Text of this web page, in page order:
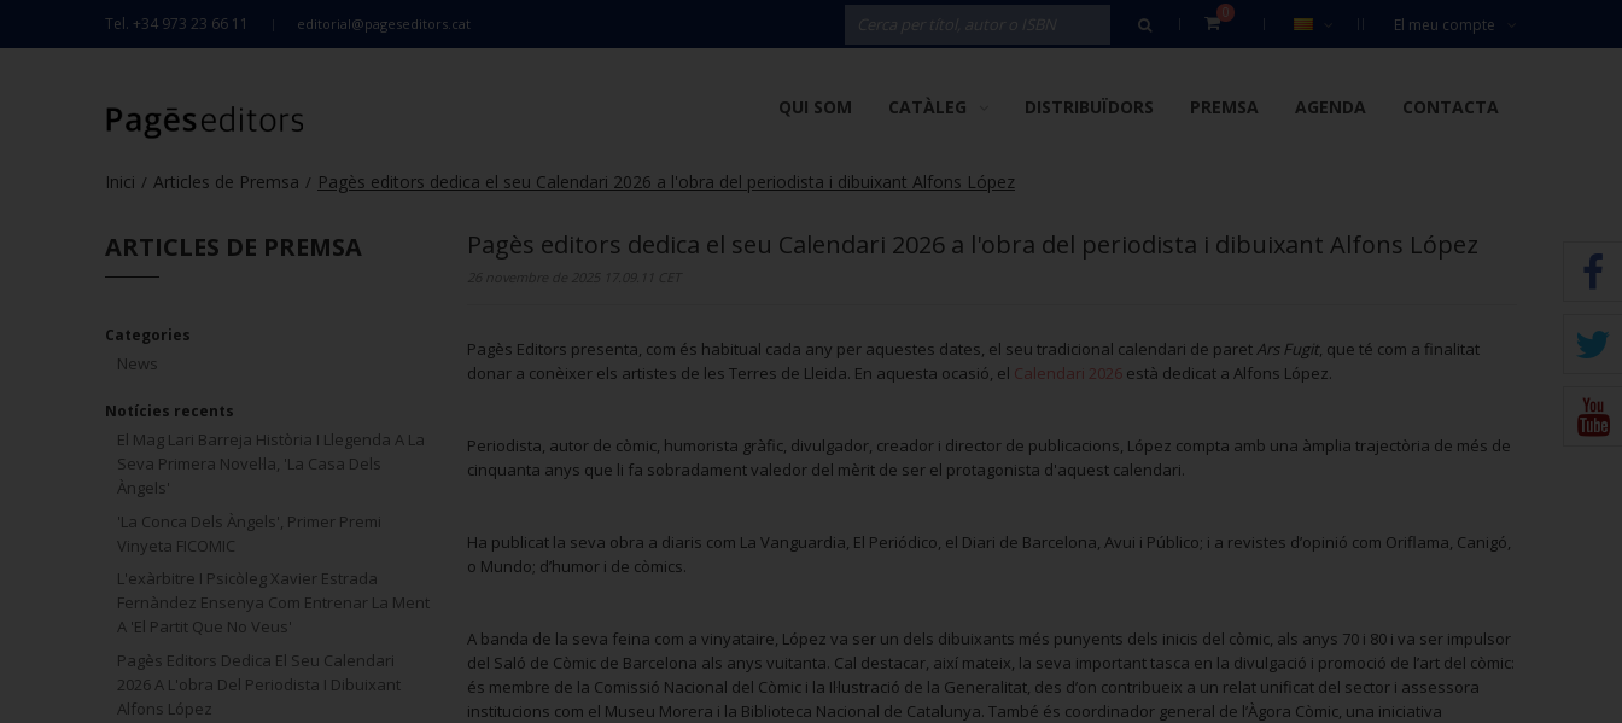
Tel. +34 973 23 66 11 editorial@pageseditors.cat El meu compte
0
QUI SOM CATÀLEG DISTRIBUÏDORS PREMSA AGENDA CONTACTA
Inici / Articles de Premsa / Pagès editors dedica el seu Calendari 2026 a l'obra del periodista i dibuixant Alfons López
ARTICLES DE PREMSA
Categories
News
Notícies recents
El Mag Lari Barreja Història I Llegenda A La
Seva Primera Novel·la, 'La Casa Dels
Àngels'
'La Conca Dels Àngels', Primer Premi
Vinyeta FICOMIC
L'exàrbitre I Psicòleg Xavier Estrada
Fernàndez Ensenya Com Entrenar La Ment
A 'El Partit Que No Veus'
Pagès Editors Dedica El Seu Calendari
2026 A L'obra Del Periodista I Dibuixant
Alfons López
Pagès editors dedica el seu Calendari 2026 a l'obra del periodista i dibuixant Alfons López
26 novembre de 2025 17.09.11 CET
Pagès Editors presenta, com és habitual cada any per aquestes dates, el seu tradicional calendari de paretArs Fugit, que té com a finalitat
donar a conèixer els artistes de les Terres de Lleida. En aquesta ocasió, el Calendari 2026 està dedicat a Alfons López.
Periodista, autor de còmic, humorista gràfic, divulgador, creador i director de publicacions, López compta amb una àmplia trajectòria de més de
cinquanta anys que li fa sobradament valedor del mèrit de ser el protagonista d'aquest calendari.
Ha publicat la seva obra a diaris com La Vanguardia, El Periódico, el Diari de Barcelona, Avui i Público; i a revistes d’opinió com Oriflama, Canigó,
o Mundo; d’humor i de còmics.
A banda de la seva feina com a vinyataire, López va ser un dels dibuixants més punyents dels inicis del còmic, als anys 70 i 80 i va ser impulsor
del Saló de Còmic de Barcelona als anys vuitanta. Cal destacar, així mateix, la seva important tasca en la divulgació i promoció de l’art del còmic:
és membre de la Comissió Nacional del Còmic i la Il·lustració de la Generalitat, des d’on contribueix a un relat unificat del sector i assessora
institucions com el Museu Morera i la Biblioteca Nacional de Catalunya. També és coordinador general de l’Àgora Còmic, una iniciativa